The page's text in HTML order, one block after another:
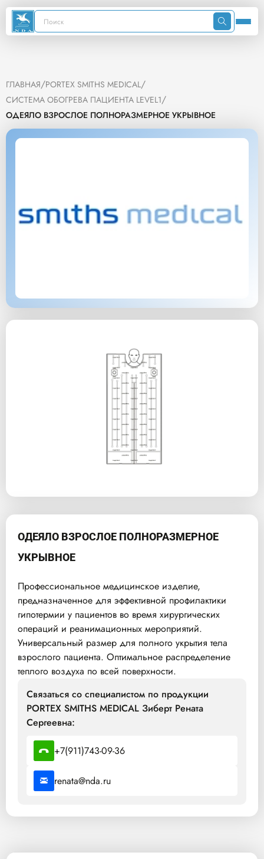
ГЛАВНАЯ/PORTEX SMITHS MEDICAL/
СИСТЕМА ОБОГРЕВА ПАЦИЕНТА LEVEL1/
ОДЕЯЛО ВЗРОСЛОЕ ПОЛНОРАЗМЕРНОЕ УКРЫВНОЕ
ОДЕЯЛО ВЗРОСЛОЕ ПОЛНОРАЗМЕРНОЕ
УКРЫВНОЕ
Профессиональное медицинское изделие,
предназначенное для эффективной профилактики
гипотермии у пациентов во время хирургических
операций и реанимационных мероприятий.
Универсальный размер для полного укрытия тела
взрослого пациента. Оптимальное распределение
теплого воздуха по всей поверхности.
Связаться со специалистом по продукции
PORTEX SMITHS MEDICAL Зиберт Рената
Сергеевна:
+7(911)743-09-36
renata@nda.ru